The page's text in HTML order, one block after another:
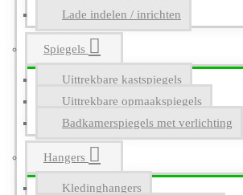
Lade indelen / inrichten
Spiegels
Uittrekbare kastspiegels
Uittrekbare opmaakspiegels
Badkamerspiegels met verlichting
Hangers
Kledinghangers